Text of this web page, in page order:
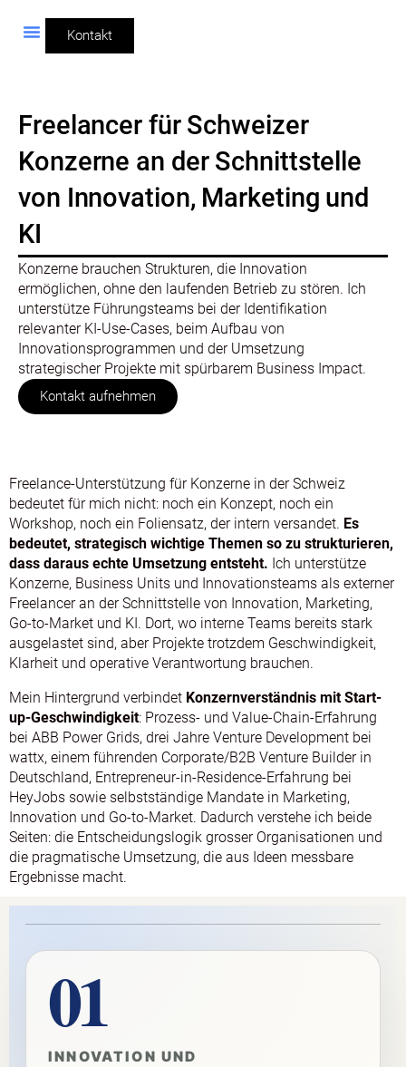
Kontakt
Freelancer für Schweizer
Konzerne an der Schnittstelle
von Innovation, Marketing und
KI
Konzerne brauchen Strukturen, die Innovation
ermöglichen, ohne den laufenden Betrieb zu stören. Ich
unterstütze Führungsteams bei der Identifikation
relevanter KI-Use-Cases, beim Aufbau von
Innovationsprogrammen und der Umsetzung
strategischer Projekte mit spürbarem Business Impact.
Kontakt aufnehmen
Freelance-Unterstützung für Konzerne in der Schweiz
bedeutet für mich nicht: noch ein Konzept, noch ein
Workshop, noch ein Foliensatz, der intern versandet. Es
bedeutet, strategisch wichtige Themen so zu strukturieren,
dass daraus echte Umsetzung entsteht. Ich unterstütze
Konzerne, Business Units und Innovationsteams als externer
Freelancer an der Schnittstelle von Innovation, Marketing,
Go-to-Market und KI. Dort, wo interne Teams bereits stark
ausgelastet sind, aber Projekte trotzdem Geschwindigkeit,
Klarheit und operative Verantwortung brauchen.
Mein Hintergrund verbindet Konzernverständnis mit Start-
up-Geschwindigkeit: Prozess- und Value-Chain-Erfahrung
bei ABB Power Grids, drei Jahre Venture Development bei
wattx, einem führenden Corporate/B2B Venture Builder in
Deutschland, Entrepreneur-in-Residence-Erfahrung bei
HeyJobs sowie selbstständige Mandate in Marketing,
Innovation und Go-to-Market. Dadurch verstehe ich beide
Seiten: die Entscheidungslogik grosser Organisationen und
die pragmatische Umsetzung, die aus Ideen messbare
Ergebnisse macht.
01
INNOVATION UND